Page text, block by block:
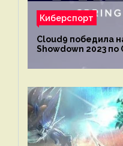
Киберспорт
Cloud9 победила
Showdown 2023 по